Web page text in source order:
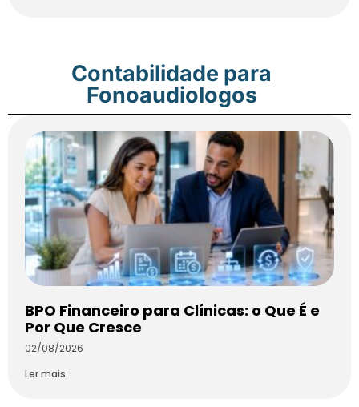
Contabilidade para
Fonoaudiologos
BPO Financeiro para Clínicas: o Que É e
Por Que Cresce
02/08/2026
Ler mais